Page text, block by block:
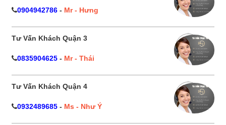
0904942786 - Mr - Hưng
Tư Vấn Khách Quận 3
0835904625 - Mr - Thái
Tư Vấn Khách Quận 4
0932489685 - Ms - Như Ý